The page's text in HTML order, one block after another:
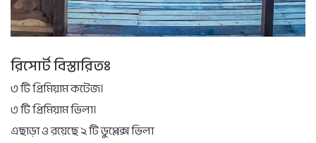
রিসোর্ট বিস্তারিতঃ
৩ টি প্রিমিয়াম কটেজ।
৩ টি প্রিমিয়াম ভিলা।
এছাড়া ও রয়েছে ২ টি ডুপ্লেক্স ভিলা